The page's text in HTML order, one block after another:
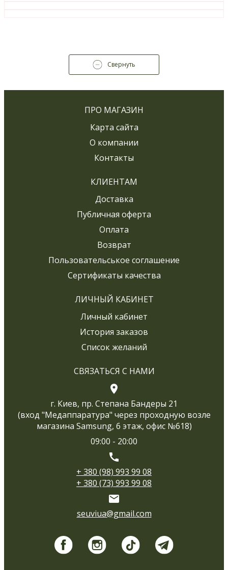
Свернуть
ПРО МАГАЗИН
Карта сайта
О компании
Контакты
КЛИЕНТАМ
Доставка
Публичная оферта
Оплата
Возврат
Пользовательськое соглашение
Сертификаты качества
ЛИЧНЫЙ КАБИНЕТ
Личный кабинет
История заказов
Список желаний
СВЯЗАТЬСЯ С НАМИ
г. Киев, пр. Степана Бандеры 21
(вход "Медаппаратура" через проходную возле
магазина Samsung, 6 этаж, офис №618)
09:00 - 20:00
+ 380 (98) 993 99 08
+ 380 (73) 993 99 08
seuviua@gmail.com